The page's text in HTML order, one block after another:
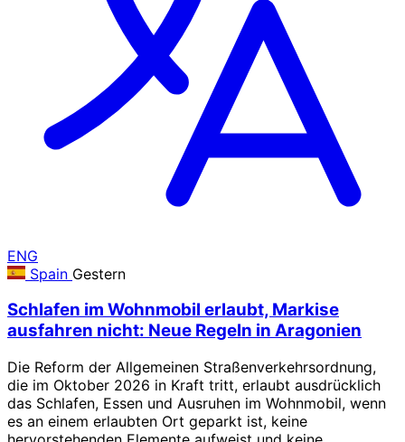
ENG
Spain Gestern
Schlafen im Wohnmobil erlaubt, Markise
ausfahren nicht: Neue Regeln in Aragonien
Die Reform der Allgemeinen Straßenverkehrsordnung,
die im Oktober 2026 in Kraft tritt, erlaubt ausdrücklich
das Schlafen, Essen und Ausruhen im Wohnmobil, wenn
es an einem erlaubten Ort geparkt ist, keine